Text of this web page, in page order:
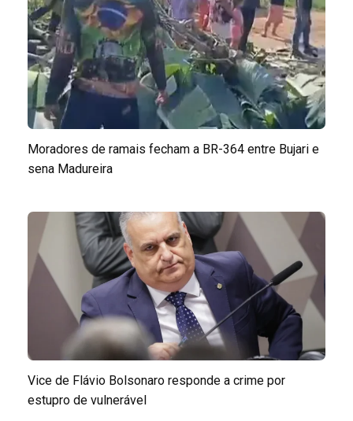
Moradores de ramais fecham a BR-364 entre Bujari e
sena Madureira
Vice de Flávio Bolsonaro responde a crime por
estupro de vulnerável